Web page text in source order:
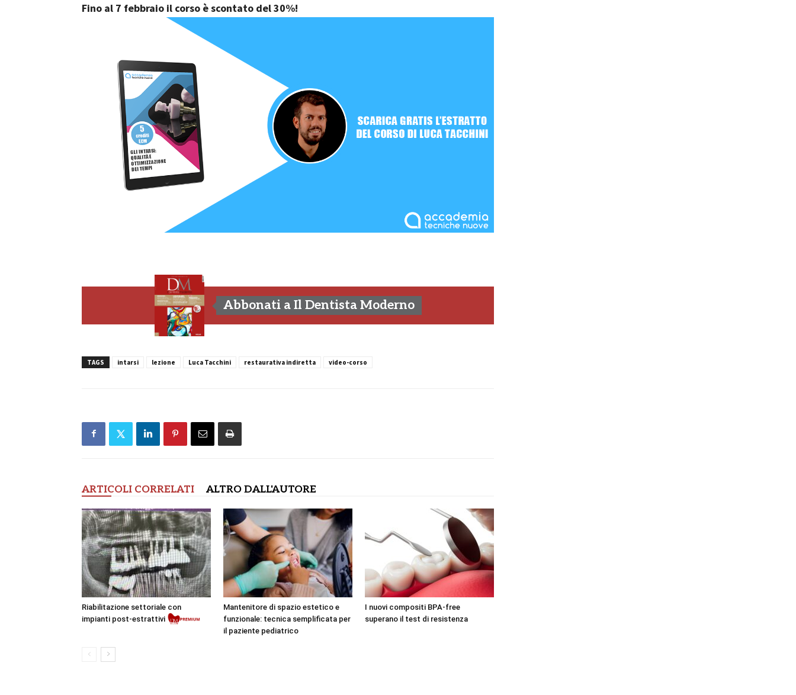
Fino al 7 febbraio il corso è scontato del 30%!
Abbonati a Il Dentista Moderno
TAGS intarsi lezione Luca Tacchini restaurativa indiretta video-corso
ARTICOLI CORRELATI ALTRO DALL'AUTORE
Riabilitazione settoriale con
impianti post-estrattivi
Premium
Mantenitore di spazio estetico e
funzionale: tecnica semplificata per
il paziente pediatrico
I nuovi compositi BPA-free
superano il test di resistenza